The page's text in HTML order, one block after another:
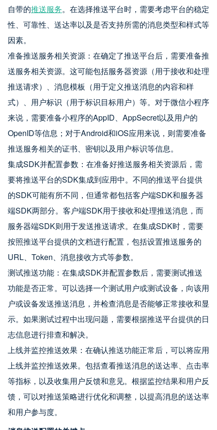
自带的推送服务。在选择推送平台时，需要考虑平台的稳定
性、可靠性、送达率以及是否支持所需的消息类型和样式等
因素。
准备推送服务相关资源：在确定了推送平台后，需要准备推
送服务相关资源。这可能包括服务器资源（用于接收和处理
推送请求）、消息模板（用于定义推送消息的内容和样
式）、用户标识（用于标识目标用户）等。对于微信小程序
来说，需要准备小程序的AppID、AppSecret以及用户的
OpenID等信息；对于Android和iOS应用来说，则需要准备
推送服务相关的证书、密钥以及用户标识等信息。
集成SDK并配置参数：在准备好推送服务相关资源后，需
要将推送平台的SDK集成到应用中。不同的推送平台提供
的SDK可能有所不同，但通常都包括客户端SDK和服务器
端SDK两部分。客户端SDK用于接收和处理推送消息，而
服务器端SDK则用于发送推送请求。在集成SDK时，需要
按照推送平台提供的文档进行配置，包括设置推送服务的
URL、Token、消息接收方式等参数。
测试推送功能：在集成SDK并配置参数后，需要测试推送
功能是否正常。可以选择一个测试用户或测试设备，向该用
户或设备发送推送消息，并检查消息是否能够正常接收和显
示。如果测试过程中出现问题，需要根据推送平台提供的日
志信息进行排查和解决。
上线并监控推送效果：在确认推送功能正常后，可以将应用
上线并监控推送效果。包括查看推送消息的送达率、点击率
等指标，以及收集用户反馈和意见。根据监控结果和用户反
馈，可以对推送策略进行优化和调整，以提高消息的送达率
和用户参与度。